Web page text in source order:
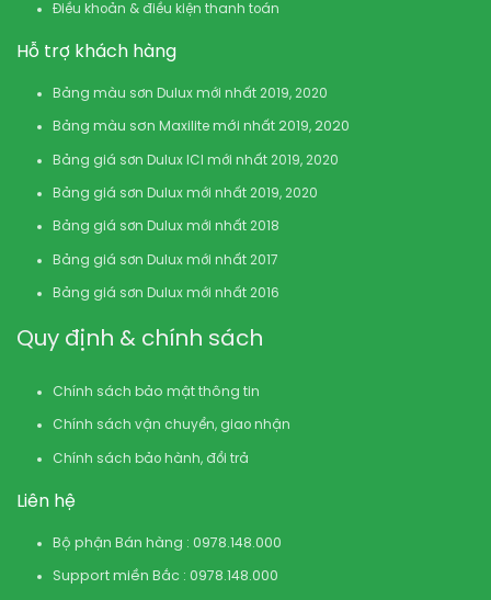
Điều khoản & điều kiện thanh toán
Hỗ trợ khách hàng
Bảng màu sơn Dulux mới nhất 2019, 2020
Bảng màu sơn Maxilite mới nhất 2019, 2020
Bảng giá sơn Dulux ICI mới nhất 2019, 2020
Bảng giá sơn Dulux mới nhất 2019, 2020
Bảng giá sơn Dulux mới nhất 2018
Bảng giá sơn Dulux mới nhất 2017
Bảng giá sơn Dulux mới nhất 2016
Quy định & chính sách
Chính sách bảo mật thông tin
Chính sách vận chuyển, giao nhận
Chính sách bảo hành, đổi trả
Liên hệ
Bộ phận Bán hàng : 0978.148.000
Support miền Bắc : 0978.148.000